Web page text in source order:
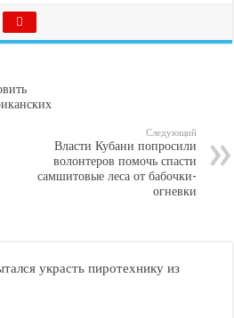
Следующий
Власти Кубани попросили
волонтеров помочь спасти
самшитовые леса от бабочки-
огневки
украсть пиротехнику из